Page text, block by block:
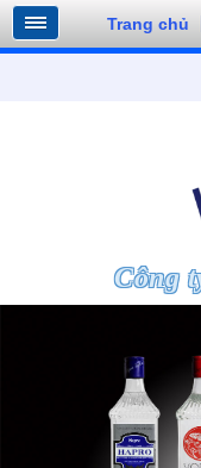
Trang chủ
Công